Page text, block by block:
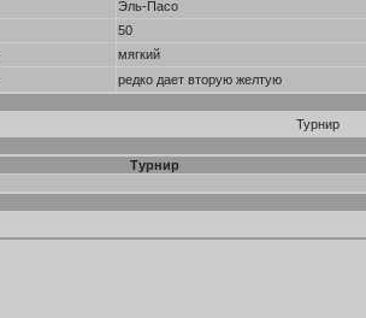
Эль-Пасо
50
мягкий
редко дает вторую желтую
Турнир
Турнир